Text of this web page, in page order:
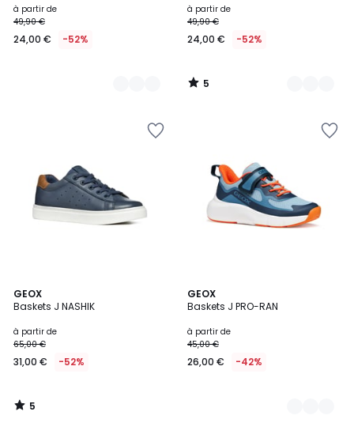
à partir de
49,90 €
24,00 € -52%
à partir de
49,90 €
24,00 € -52%
5
/
GEOX
Baskets J NASHIK
à partir de
65,00 €
31,00 € -52%
5
/
5
/
GEOX
Baskets J PRO-RAN
à partir de
45,00 €
26,00 € -42%
6
Couleurs